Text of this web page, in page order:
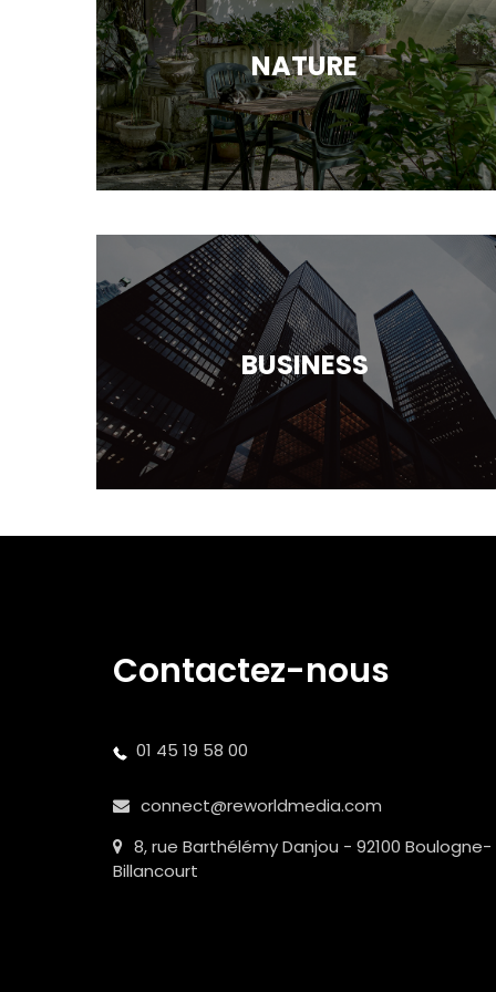
NATURE
BUSINESS
Contactez-nous
01 45 19 58 00
connect@reworldmedia.com
8, rue Barthélémy Danjou - 92100 Boulogne-
Billancourt